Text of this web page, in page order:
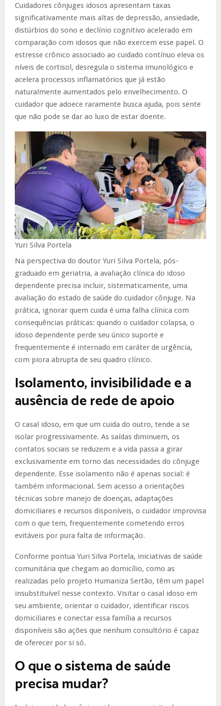
Cuidadores cônjuges idosos apresentam taxas
significativamente mais altas de depressão, ansiedade,
distúrbios do sono e declínio cognitivo acelerado em
comparação com idosos que não exercem esse papel. O
estresse crônico associado ao cuidado contínuo eleva os
níveis de cortisol, desregula o sistema imunológico e
acelera processos inflamatórios que já estão
naturalmente aumentados pelo envelhecimento. O
cuidador que adoece raramente busca ajuda, pois sente
que não pode se dar ao luxo de estar doente.
Yuri Silva Portela
Na perspectiva do doutor Yuri Silva Portela, pós-
graduado em geriatria, a avaliação clínica do idoso
dependente precisa incluir, sistematicamente, uma
avaliação do estado de saúde do cuidador cônjuge. Na
prática, ignorar quem cuida é uma falha clínica com
consequências práticas: quando o cuidador colapsa, o
idoso dependente perde seu único suporte e
frequentemente é internado em caráter de urgência,
com piora abrupta de seu quadro clínico.
Isolamento, invisibilidade e a
ausência de rede de apoio
O casal idoso, em que um cuida do outro, tende a se
isolar progressivamente. As saídas diminuem, os
contatos sociais se reduzem e a vida passa a girar
exclusivamente em torno das necessidades do cônjuge
dependente. Esse isolamento não é apenas social: é
também informacional. Sem acesso a orientações
técnicas sobre manejo de doenças, adaptações
domiciliares e recursos disponíveis, o cuidador improvisa
com o que tem, frequentemente cometendo erros
evitáveis por pura falta de informação.
Conforme pontua Yuri Silva Portela, iniciativas de saúde
comunitária que chegam ao domicílio, como as
realizadas pelo projeto Humaniza Sertão, têm um papel
insubstituível nesse contexto. Visitar o casal idoso em
seu ambiente, orientar o cuidador, identificar riscos
domiciliares e conectar essa família a recursos
disponíveis são ações que nenhum consultório é capaz
de oferecer por si só.
O que o sistema de saúde
precisa mudar?